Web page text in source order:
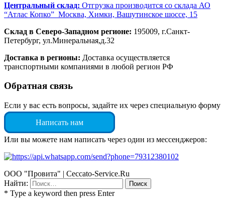
Центральный склад: Отгрузка производится со склада АО
“Атлас Копко” Москва, Химки, Вашутинское шоссе, 15
Склад в Северо-Западном регионе: 195009, г.Санкт-
Петербург, ул.Минеральная,д.32
Доставка в регионы: Доставка осуществляется
транспортными компаниями в любой регион РФ
Обратная связь
Если у вас есть вопросы, задайте их через специальную форму
Написать нам
Или вы можете нам написать через один из мессенджеров:
ООО "Провита" | Ceccato-Service.Ru
Найти:
* Type a keyword then press Enter